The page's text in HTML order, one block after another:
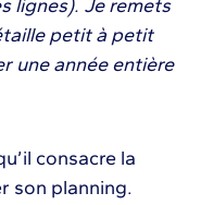
lignes). Je remets
petit à petit
une année entière
consacre la
son planning.